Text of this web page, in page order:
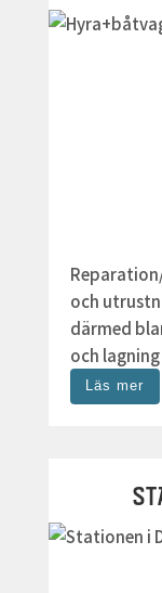
och
därmed
och
Läs mer